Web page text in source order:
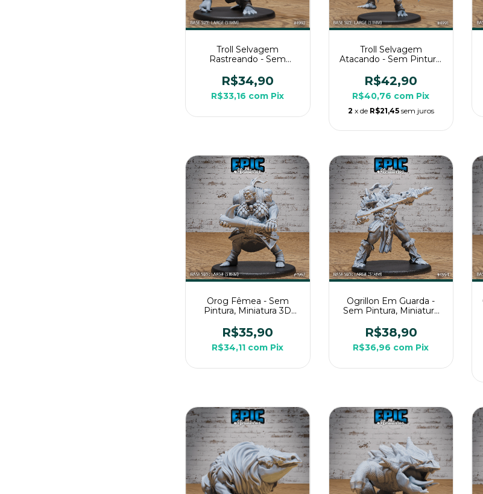
Troll Selvagem
Rastreando - Sem
Grande Para RPG de
Mesa
R$34,90
R$33,16 com Pix
Troll Selvagem
Atacando - Sem Pintura,
Para RPG de Mesa
R$42,90
R$40,76 com Pix
2 x de R$21,45 sem juros
Orog Fêmea - Sem
Pintura, Miniatura 3D
Mesa
R$35,90
R$34,11 com Pix
Ogrillon Em Guarda -
Sem Pintura, Miniatura
Mesa
R$38,90
R$36,96 com Pix